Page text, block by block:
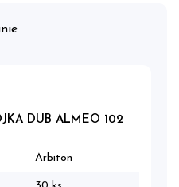
DUB ALMEO 102
Arbiton